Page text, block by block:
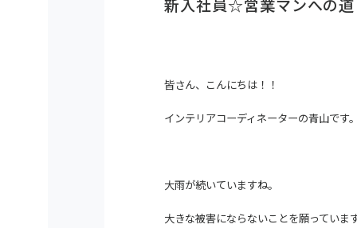
新入社員☆営業マンへの道
皆さん、こんにちは！！
インテリアコーディネーターの青山です。
大雨が続いていますね。
大きな被害にならないことを願っています